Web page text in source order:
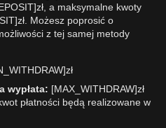
a maksymalne kwoty
Możesz poprosić o
z tej samej metody
wypłata: [MAX_WITHDRAW]zł
płatności będą realizowane w